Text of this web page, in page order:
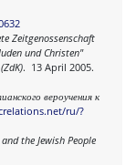
Zeitgenossenschaft
und Christen"
. 13 April 2005.
вероучения к
ru/?
the Jewish People